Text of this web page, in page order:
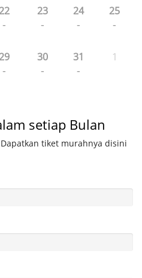
22
-
23
-
24
-
25
-
29
-
30
-
31
-
1
setiap Bulan
tiket murahnya disini